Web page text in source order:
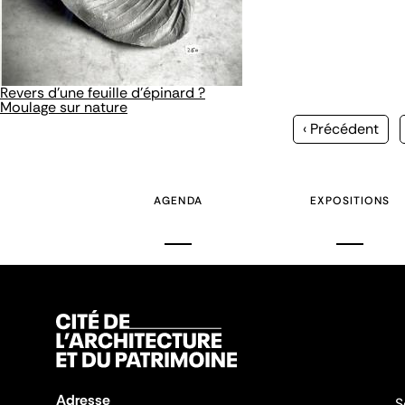
Revers d'une feuille d'épinard ?
Moulage sur nature
Page
‹ Précédent
AGENDA EXPOSITIONS
Adresse